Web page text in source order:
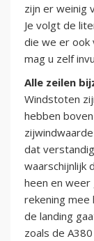
zijn er weinig
Je volgt de
die we er ook
mag u zelf
Alle zeilen
Windstoten
hebben
dat
waarschijnlijk
heen en
rekening
de landing
zoals de